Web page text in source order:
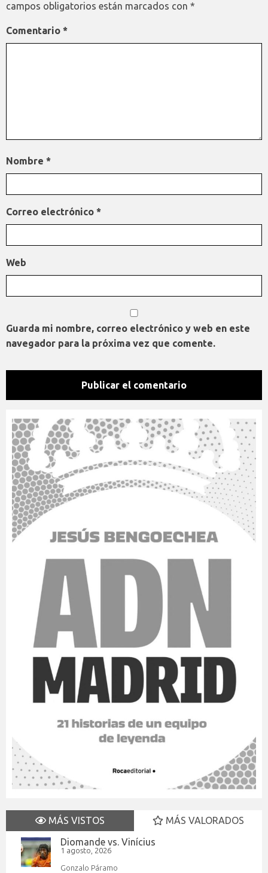
campos obligatorios están marcados con *
Comentario *
Nombre *
Correo electrónico *
Web
Guarda mi nombre, correo electrónico y web en este
navegador para la próxima vez que comente.
MÁS VISTOS
MÁS VALORADOS
Diomande vs. Vinícius
1 agosto, 2026
Gonzalo Páramo